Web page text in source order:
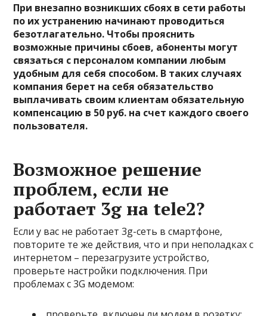
При внезапно возникших сбоях в сети работы
по их устранению начинают проводиться
безотлагательно. Чтобы прояснить
возможные причины сбоев, абоненты могут
связаться с персоналом компании любым
удобным для себя способом. В таких случаях
компания берет на себя обязательство
выплачивать своим клиентам обязательную
компенсацию в 50 руб. на счет каждого своего
пользователя.
Возможное решение
проблем, если не
работает 3g на tele2?
Если у вас не работает 3g-сеть в смартфоне,
повторите те же действия, что и при неполадках с
интернетом – перезагрузите устройство,
проверьте настройки подключения. При
проблемах с 3G модемом: